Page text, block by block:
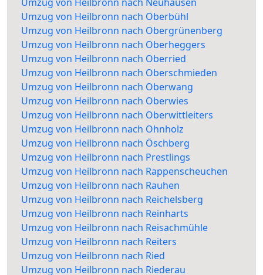
Umzug von Heilbronn nach Oberbühl
Umzug von Heilbronn nach Obergrünenberg
Umzug von Heilbronn nach Oberheggers
Umzug von Heilbronn nach Oberried
Umzug von Heilbronn nach Oberschmieden
Umzug von Heilbronn nach Oberwang
Umzug von Heilbronn nach Oberwies
Umzug von Heilbronn nach Oberwittleiters
Umzug von Heilbronn nach Ohnholz
Umzug von Heilbronn nach Öschberg
Umzug von Heilbronn nach Prestlings
Umzug von Heilbronn nach Rappenscheuchen
Umzug von Heilbronn nach Rauhen
Umzug von Heilbronn nach Reichelsberg
Umzug von Heilbronn nach Reinharts
Umzug von Heilbronn nach Reisachmühle
Umzug von Heilbronn nach Reiters
Umzug von Heilbronn nach Ried
Umzug von Heilbronn nach Riederau